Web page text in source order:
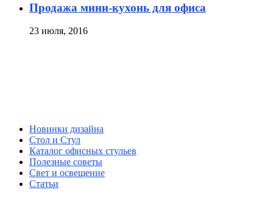
Продажа мини-кухонь для офиса
23 июля, 2016
Новинки дизайна
Стол и Стул
Каталог офисных стульев
Полезные советы
Свет и освещение
Статьи